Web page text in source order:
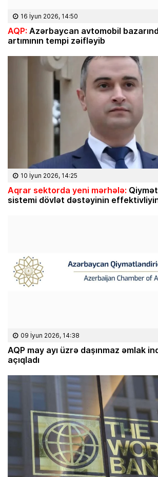
16 İyun 2026, 14:50
AQP: Azərbaycan avtomobil
artımının tempi zəifləyib
10 İyun 2026, 14:25
Aqrar sektorda yeni mərhələ:
sistemi dövlət dəstəyinin
09 İyun 2026, 14:38
AQP may ayı üzrə daşınmaz əmlak
açıqladı